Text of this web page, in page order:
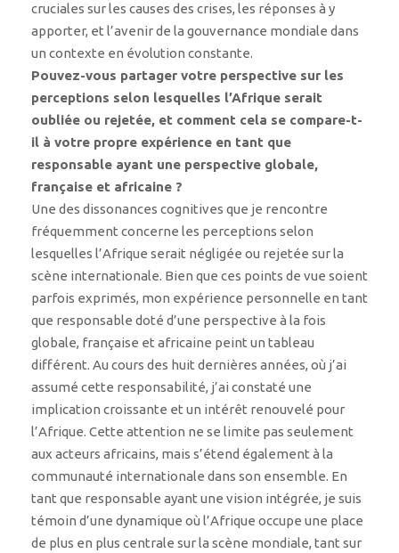
cruciales sur les causes des crises, les réponses à y
apporter, et l’avenir de la gouvernance mondiale dans
un contexte en évolution constante.
Pouvez-vous partager votre perspective sur les
perceptions selon lesquelles l’Afrique serait
oubliée ou rejetée, et comment cela se compare-t-
il à votre propre expérience en tant que
responsable ayant une perspective globale,
française et africaine ?
Une des dissonances cognitives que je rencontre
fréquemment concerne les perceptions selon
lesquelles l’Afrique serait négligée ou rejetée sur la
scène internationale. Bien que ces points de vue soient
parfois exprimés, mon expérience personnelle en tant
que responsable doté d’une perspective à la fois
globale, française et africaine peint un tableau
différent. Au cours des huit dernières années, où j’ai
assumé cette responsabilité, j’ai constaté une
implication croissante et un intérêt renouvelé pour
l’Afrique. Cette attention ne se limite pas seulement
aux acteurs africains, mais s’étend également à la
communauté internationale dans son ensemble. En
tant que responsable ayant une vision intégrée, je suis
témoin d’une dynamique où l’Afrique occupe une place
de plus en plus centrale sur la scène mondiale, tant sur